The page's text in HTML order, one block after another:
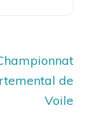
de
Voile